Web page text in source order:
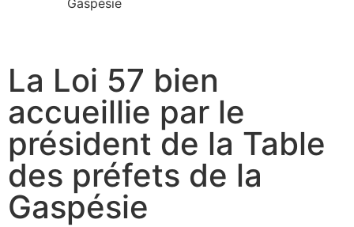
Paspébiac
La Loi 57 bien
accueillie par le
président de la Table
des préfets de la
Gaspésie